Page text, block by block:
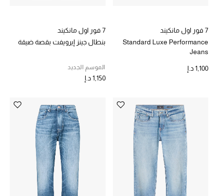
هدايا حسب المرسل إليه
هدايا حسب المناسبة
هدايا حسب الفئة
7 فور اول مانكيند
Standard Luxe Performance
Jeans
1,100 د.إ
7 فور اول مانكيند
بنطال جينز إيرويفت بقصة ضيقة
الموسم الجديد
1,150 د.إ